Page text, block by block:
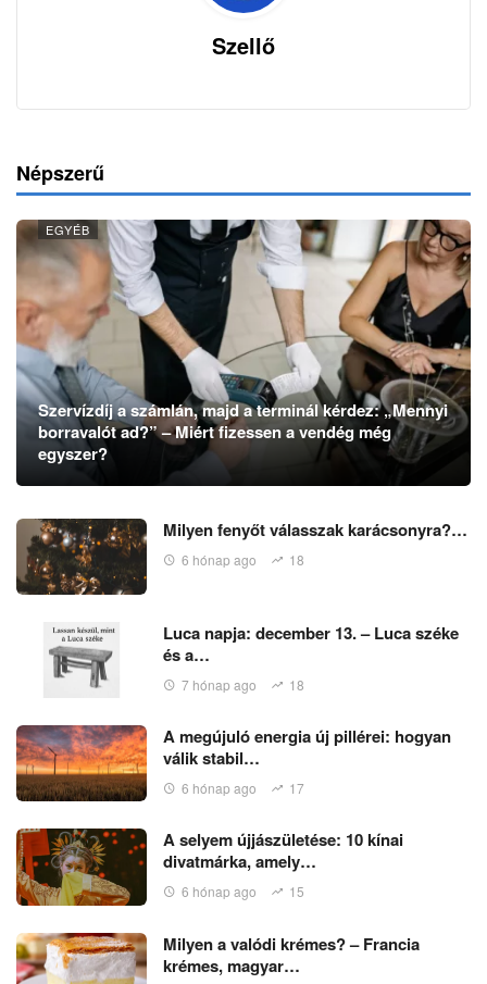
Szellő
Népszerű
EGYÉB
Szervízdíj a számlán, majd a terminál kérdez: „Mennyi
borravalót ad?” – Miért fizessen a vendég még
egyszer?
Milyen fenyőt válasszak karácsonyra?…
6 hónap ago 18
Luca napja: december 13. – Luca széke
és a…
7 hónap ago 18
A megújuló energia új pillérei: hogyan
válik stabil…
6 hónap ago 17
A selyem újjászületése: 10 kínai
divatmárka, amely…
6 hónap ago 15
Milyen a valódi krémes? – Francia
krémes, magyar…